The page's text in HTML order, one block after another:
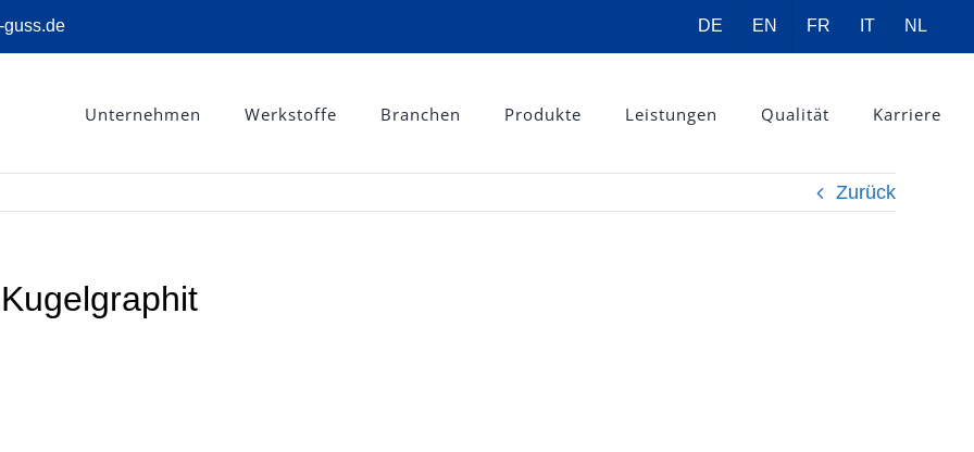
guss.de DE EN FR IT NL
Unternehmen Werkstoffe Branchen Produkte Leistungen Qualität Karriere
Zurück